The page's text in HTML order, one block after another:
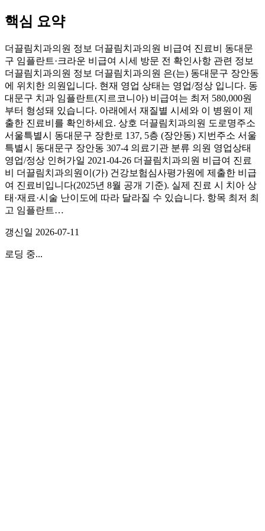
핵심 요약
더끌림치과의원 정보 더끌림치과의원 비급여 진료비 동대문
구 임플란트·크라운 비급여 시세 방문 전 확인사항 관련 정보
더끌림치과의원 정보 더끌림치과의원 은(는) 동대문구 장안동
에 위치한 의원입니다. 현재 영업 상태는 영업/정상 입니다. 동
대문구 치과 임플란트(지르코니아) 비급여는 최저 580,000원
부터 형성돼 있습니다. 아래에서 재질별 시세와 이 병원이 제
출한 진료비를 확인하세요. 상호 더끌림치과의원 도로명주소
서울특별시 동대문구 장한로 137, 5층 (장안동) 지번주소 서울
특별시 동대문구 장안동 307-4 의료기관 분류 의원 영업상태
영업/정상 인허가일 2021-04-26 더끌림치과의원 비급여 진료
비 더끌림치과의원이(가) 건강보험심사평가원에 제출한 비급
여 진료비입니다(2025년 8월 공개 기준). 실제 진료 시 치아 상
태·재료·시술 난이도에 따라 달라질 수 있습니다. 항목 최저 최
고 임플란트…
갱신일 2026-07-11
로딩 중...